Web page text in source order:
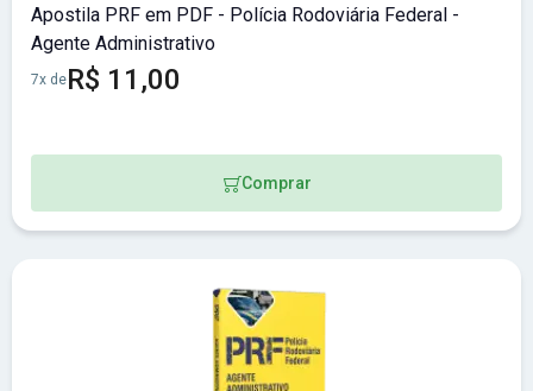
Apostila PRF em PDF - Polícia Rodoviária Federal -
Agente Administrativo
7x deR$ 11,00
Comprar